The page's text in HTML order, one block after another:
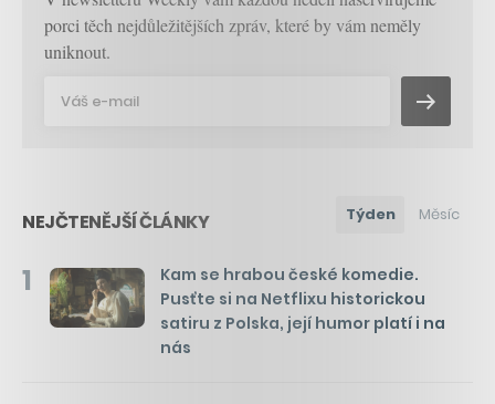
porci těch nejdůležitějších zpráv, které by vám neměly
uniknout.
NEJČTENĚJŠÍ ČLÁNKY Týden Měsíc
1
Kam se hrabou české komedie.
Pusťte si na Netflixu historickou
satiru z Polska, její humor platí i na
nás